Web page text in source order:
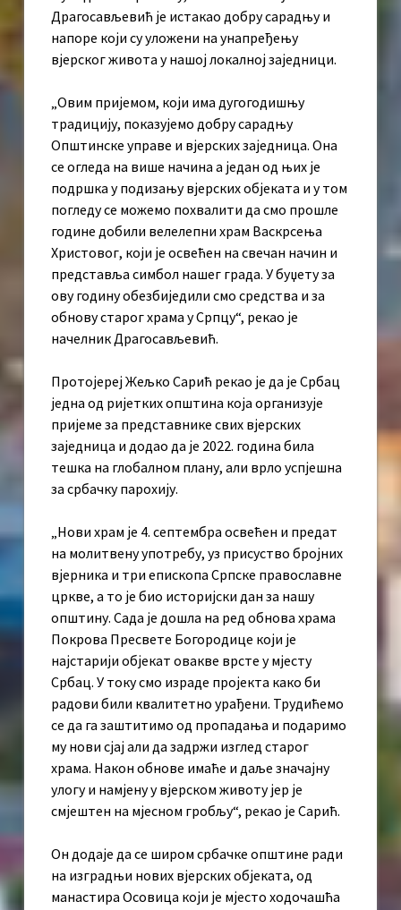
Драгосављевић је истакао добру сарадњу и
напоре који су уложени на унапређењу
вјерског живота у нашој локалној заједници.
„Овим пријемом, који има дугогодишњу
традицију, показујемо добру сарадњу
Општинске управе и вјерских заједница. Она
се огледа на више начина а један од њих је
подршка у подизању вјерских објеката и у том
погледу се можемо похвалити да смо прошле
године добили велелепни храм Васкрсења
Христовог, који је освећен на свечан начин и
представља симбол нашег града. У буџету за
ову годину обезбиједили смо средства и за
обнову старог храма у Српцу“, рекао је
начелник Драгосављевић.
Протојереј Жељко Сарић рекао је да је Србац
једна од ријетких општина која организује
пријеме за представнике свих вјерских
заједница и додао да је 2022. година била
тешка на глобалном плану, али врло успјешна
за србачку парохију.
„Нови храм је 4. септембра освећен и предат
на молитвену употребу, уз присуство бројних
вјерника и три епископа Српске православне
цркве, а то је био историјски дан за нашу
општину. Сада је дошла на ред обнова храма
Покрова Пресвете Богородице који је
најстарији објекат овакве врсте у мјесту
Србац. У току смо израде пројекта како би
радови били квалитетно урађени. Трудићемо
се да га заштитимо од пропадања и подаримо
му нови сјај али да задржи изглед старог
храма. Након обнове имаће и даље значајну
улогу и намјену у вјерском животу јер је
смјештен на мјесном гробљу“, рекао је Сарић.
Он додаје да се широм србачке општине ради
на изградњи нових вјерских објеката, од
манастира Осовица који је мјесто ходочашћа